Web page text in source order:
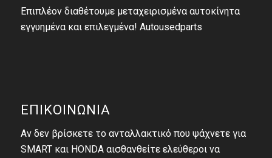
Επιπλέον διαθέτουμε μεταχειρισμένα αυτοκίνητα
εγγυημένα και επιλεγμένα! Autousedparts
ΕΠΙΚΟΙΝΩΝΙΑ
Αν δεν βρίσκετε το ανταλλακτικό που ψάχνετε για
SMART και HONDA αισθανθείτε ελεύθεροι να